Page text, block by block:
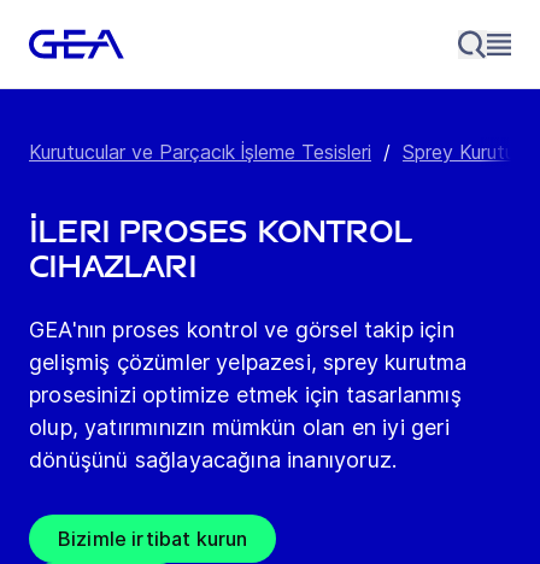
Kurutucular ve Parçacık İşleme Tesisleri / Sprey
İleri Proses Kontrol
Cihazları
GEA'nın proses kontrol ve görsel takip için
gelişmiş çözümler yelpazesi, sprey kurutma
prosesinizi optimize etmek için tasarlanmış
olup, yatırımınızın mümkün olan en iyi geri
dönüşünü sağlayacağına inanıyoruz.
Bizimle irtibat kurun